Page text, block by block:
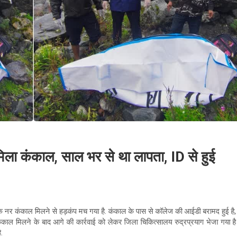
कंकाल, साल भर से था लापता, ID से हुई
नर कंकाल मिलने से हड़कंप मच गया है. कंकाल के पास से कॉलेज की आईडी बरामद हुई है,
मिलने के बाद आगे की कार्रवाई को लेकर जिला चिकित्सालय रुद्रप्रयाग भेजा गया है